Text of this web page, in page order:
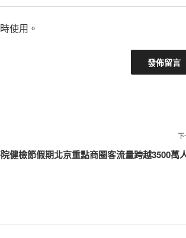
使用。
下
健檢節假期北京重點商圈客流量跨越3500萬